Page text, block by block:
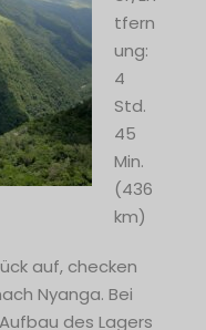
tfern
ung:
4
Std.
45
Min.
(436
km)
auf, checken
Nyanga. Bei
des Lagers